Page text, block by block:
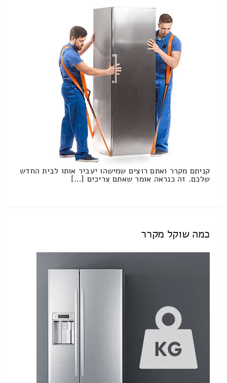
קניתם מקרר ואתם רוצים שמישהו יעביר אותו לבית החדש
שלכם. זה כנראה אומר שאתם צריכים […]
כמה שוקל מקרר